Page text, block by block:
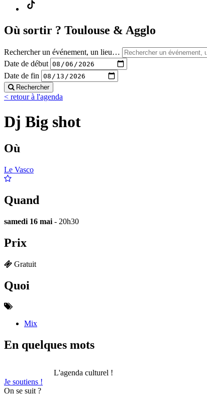
Où sortir ? Toulouse & Agglo
Rechercher un événement, un lieu…
Date de début
Date de fin
Rechercher
< retour à l'agenda
Dj Big shot
Où
Le Vasco
Quand
samedi 16 mai - 20h30
Prix
Gratuit
Quoi
Mix
En quelques mots
L'agenda culturel !
Je soutiens !
On se suit ?